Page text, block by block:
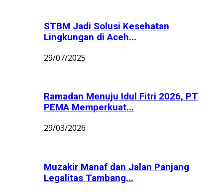
STBM Jadi Solusi Kesehatan
Lingkungan di Aceh...
29/07/2025
Ramadan Menuju Idul Fitri 2026, PT
PEMA Memperkuat...
29/03/2026
Muzakir Manaf dan Jalan Panjang
Legalitas Tambang...